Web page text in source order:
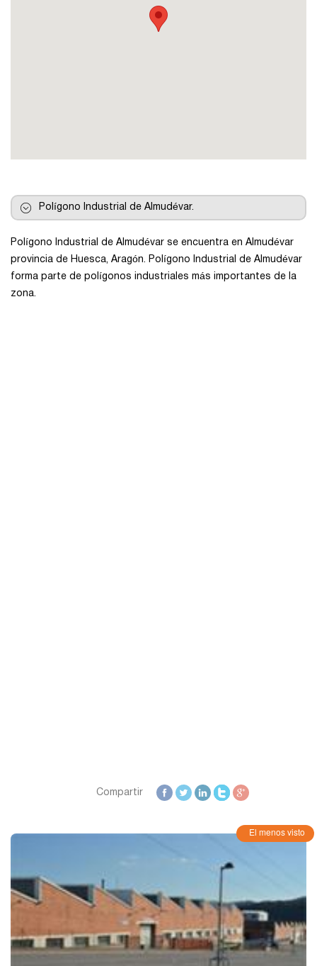
Tarragona
Toledo
Valencia
Polígono Industrial de Almudévar.
Polígono Industrial de Almudévar se encuentra en Almudévar
provincia de Huesca, Aragón. Polígono Industrial de Almudévar
forma parte de polígonos industriales más importantes de la
zona.
Compartir
El menos visto